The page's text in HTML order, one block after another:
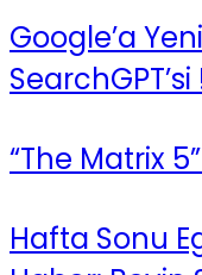
Google’a
SearchGPT’si
“The Matrix
Hafta Sonu